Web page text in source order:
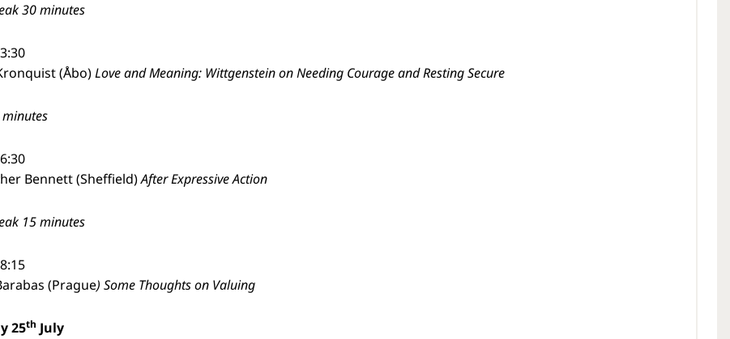
30 minutes
(Åbo)Love and Meaning: Wittgenstein on Needing Courage and Resting Secure
Bennett (Sheffield)After Expressive Action
15 minutes
(Prague) Some Thoughts on Valuing
25th July